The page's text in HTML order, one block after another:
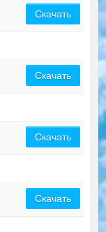
Скачать
Скачать
Скачать
Скачать